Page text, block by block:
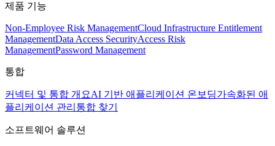
제품 기능
Non-Employee Risk ManagementCloud Infrastructure Entitlement
ManagementData Access SecurityAccess Risk
ManagementPassword Management
통합
커넥터 및 통합 개요AI 기반 애플리케이션 온보딩가속화된 애
플리케이션 관리 통합 찾기
소프트웨어 솔루션